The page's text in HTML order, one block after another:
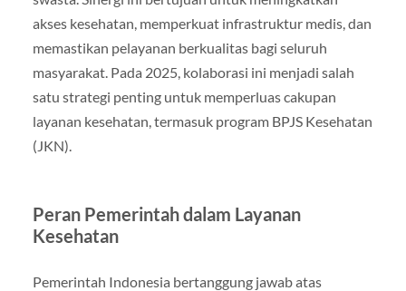
akses kesehatan, memperkuat infrastruktur medis, dan
memastikan pelayanan berkualitas bagi seluruh
masyarakat. Pada 2025, kolaborasi ini menjadi salah
satu strategi penting untuk memperluas cakupan
layanan kesehatan, termasuk program BPJS Kesehatan
(JKN).
Peran Pemerintah dalam Layanan
Kesehatan
Pemerintah Indonesia bertanggung jawab atas